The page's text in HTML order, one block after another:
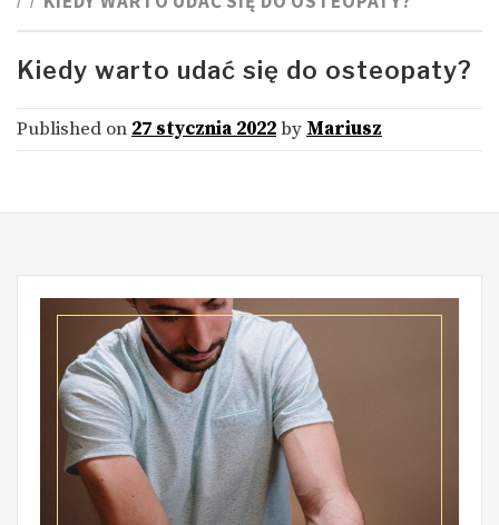
Kiedy warto udać się do osteopaty?
Published on 27 stycznia 2022by Mariusz